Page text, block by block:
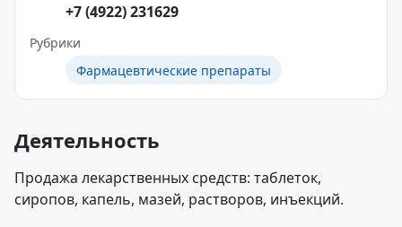
+7 (4922) 231629
Рубрики
Фармацевтические препараты
Деятельность
Продажа лекарственных средств: таблеток,
сиропов, капель, мазей, растворов, инъекций.